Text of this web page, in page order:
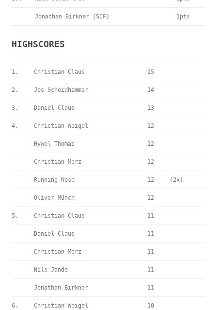
Jonathan Birkner (SCF) 1pts
HIGHSCORES
1. Christian Claus 15
2. Jos Scheidhammer 14
3. Daniel Claus 13
4. Christian Weigel 12
Hywel Thomas 12
Christian Merz 12
Running Nose 12 (2x)
Oliver Münch 12
5. Christian Claus 11
Daniel Claus 11
Christian Merz 11
Nils Jande 11
Jonathan Birkner 11
6. Christian Weigel 10